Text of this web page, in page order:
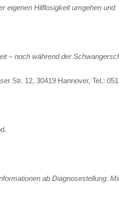
eigenen Hilflosigkeit umgehen und
– noch während der
Str. 12, 30419 Hannover, Tel.:
ab Diagnosestellung.